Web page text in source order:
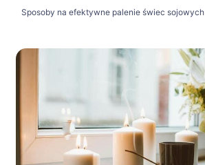
Sposoby na efektywne palenie świec sojowych